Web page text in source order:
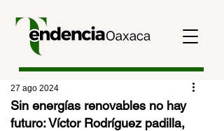
Sin energías renovables no hay
futuro: Víctor Rodríguez padilla,
27 ago 2024